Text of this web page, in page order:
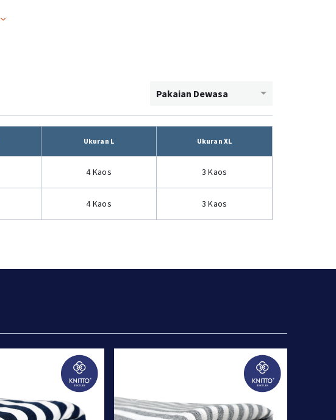
Pakaian Dewasa
Ukuran L Ukuran XL
4 Kaos 3 Kaos
4 Kaos 3 Kaos